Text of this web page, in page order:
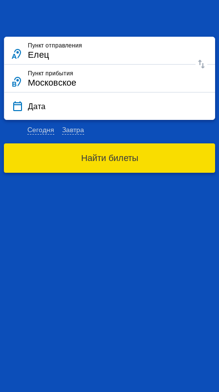
Пункт отправления
Пункт прибытия
Дата
Сегодня Завтра
Найти билеты